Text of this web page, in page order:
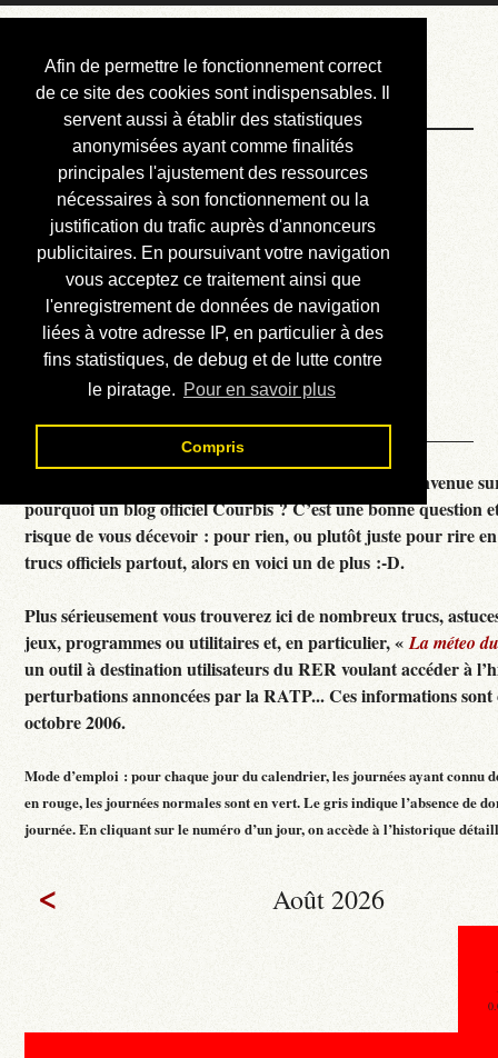
Afin de permettre le fonctionnement correct
de ce site des cookies sont indispensables. Il
servent aussi à établir des statistiques
anonymisées ayant comme finalités
principales l'ajustement des ressources
nécessaires à son fonctionnement ou la
justification du trafic auprès d'annonceurs
publicitaires. En poursuivant votre navigation
vous acceptez ce traitement ainsi que
l'enregistrement de données de navigation
liées à votre adresse IP, en particulier à des
fins statistiques, de debug et de lutte contre
le piratage. Pour en savoir plus
Compris
Courbis, « LE »
Blog Officiel
Bienvenue
Réalisations
Divers (et d’été)
Annonces
Liens externes
Téléchargement
Contact
Courbis, « LE » Blog Officiel - je vous souhaite la bienvenue
pourquoi un blog officiel Courbis ? C’est une bonne question
risque de vous décevoir : pour rien, ou plutôt juste pour rire
trucs officiels partout, alors en voici un de plus :-D.
Plus sérieusement vous trouverez ici de nombreux trucs,
jeux, programmes ou utilitaires et, en particulier, «La méteo
un outil à destination utilisateurs du RER voulant accéder à
perturbations annoncées par la RATP... Ces informations sont
octobre 2006.
Mode d’emploi : pour chaque jour du calendrier, les journées ayant connu
en rouge, les journées normales sont en vert. Le gris indique l’absence de
journée. En cliquant sur le numéro d’un jour, on accède à l’historique
< Août 2026